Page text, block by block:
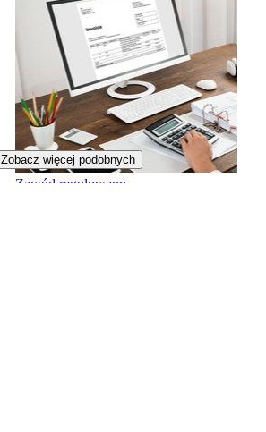
Zawód regulowany
Zobacz więcej podobnych